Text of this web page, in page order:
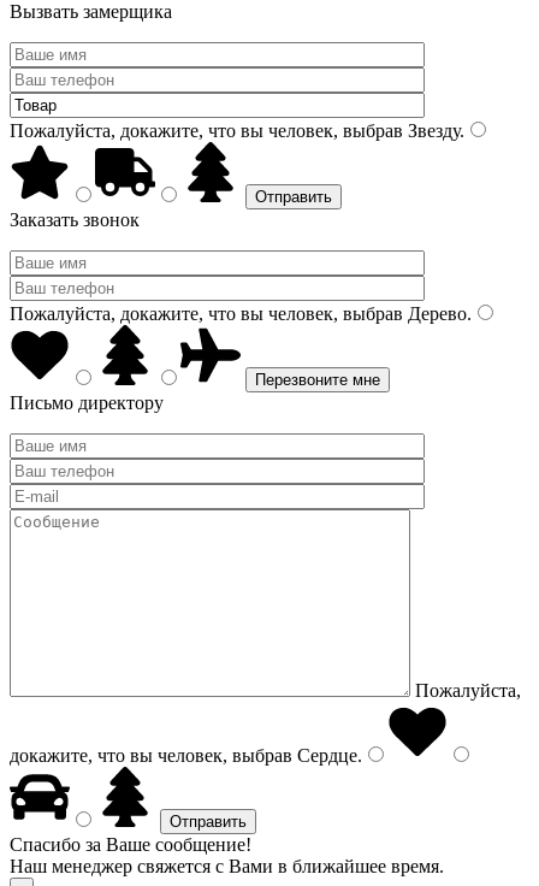
Вызвать замерщика
Пожалуйста, докажите, что вы человек, выбрав Звезду.
Заказать звонок
Пожалуйста, докажите, что вы человек, выбрав Дерево.
Письмо директору
Пожалуйста,
докажите, что вы человек, выбрав Сердце.
Спасибо за Ваше сообщение!
Наш менеджер свяжется с Вами в ближайшее время.